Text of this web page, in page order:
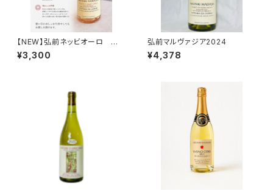
【NEW】弘前ネッビオーロ ロ
ゼ2025
¥3,300
弘前マルヴァジア2024
¥4,378